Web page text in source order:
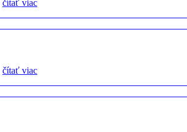
čítať viac
čítať viac